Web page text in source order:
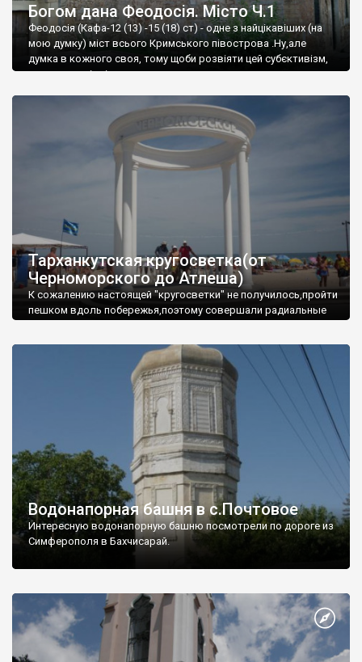
Богом дана Феодосія. Місто Ч.1
Феодосія (Кафа-12 (13) -15 (18) ст) - одне з найцікавіших (на
мою думку) міст всього Кримського півострова .Ну,але
думка в кожного своя, тому щоби розвіяти цей субєктивізм,
запрошую відвідати це
Тарханкутская кругосветка(от
Черноморского до Атлеша)
К сожалению настоящей "кругосветки" не получилось,пройти
пешком вдоль побережья,поэтому совершали радиальные
Водонапорная башня в с.Почтовое
Интересную водонапорную башню посмотрели по дороге из
Симферополя в Бахчисарай.